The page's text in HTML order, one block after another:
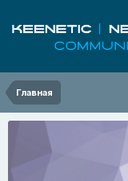
Главная